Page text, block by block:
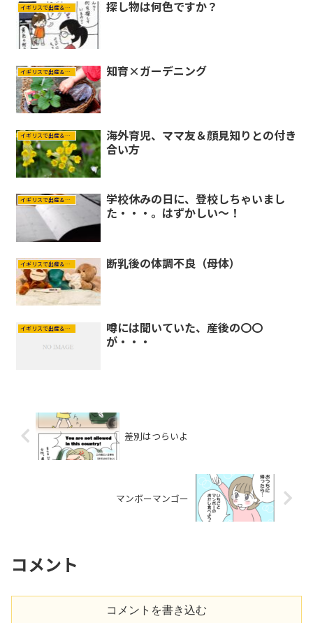
イギリスで出産＆育児 探し物は何色ですか？
イギリスで出産＆育児 知育×ガーデニング
イギリスで出産＆育児
海外育児、ママ友＆顔見知りとの付き
合い方
イギリスで出産＆育児
学校休みの日に、登校しちゃいまし
た・・・。はずかしい～！
イギリスで出産＆育児 断乳後の体調不良（母体）
イギリスで出産＆育児
噂には聞いていた、産後の〇〇
が・・・
差別はつらいよ
マンボーマンゴー
コメント
コメントを書き込む